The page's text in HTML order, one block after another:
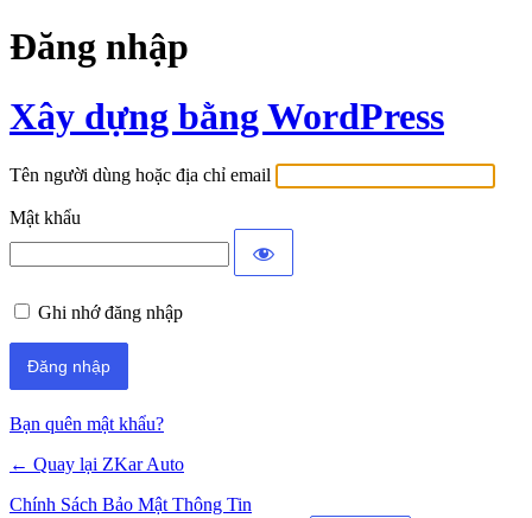
Đăng nhập
Xây dựng bằng WordPress
Tên người dùng hoặc địa chỉ email
Mật khẩu
Ghi nhớ đăng nhập
Bạn quên mật khẩu?
← Quay lại ZKar Auto
Chính Sách Bảo Mật Thông Tin